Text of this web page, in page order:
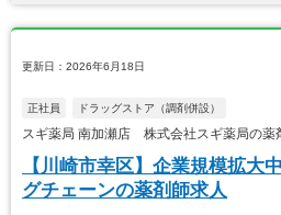
更新日：2026年6月18日
正社員 ドラッグストア（調剤併設）
スギ薬局 南加瀬店 株式会社スギ薬局の薬
【川崎市幸区】企業規模拡大
グチェーンの薬剤師求人